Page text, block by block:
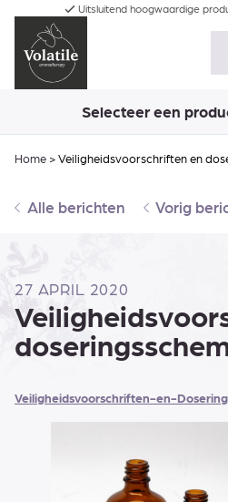
Uitsluitend hoogwaardige
Selecteer een
Home > Veiligheidsvoorschriften en
Alle berichten Vorig
27 APRIL 2020
Veiligheidsvoorschriften-en-